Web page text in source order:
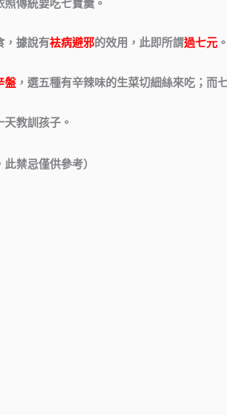
照傳統要吃七寶羹。
，據說有袪病避邪的效用，此即所謂過七元 。
盤 ，選五種有辛辣味的生菜切細絲來吃；而
教訓孩子。
禁忌僅供參考）